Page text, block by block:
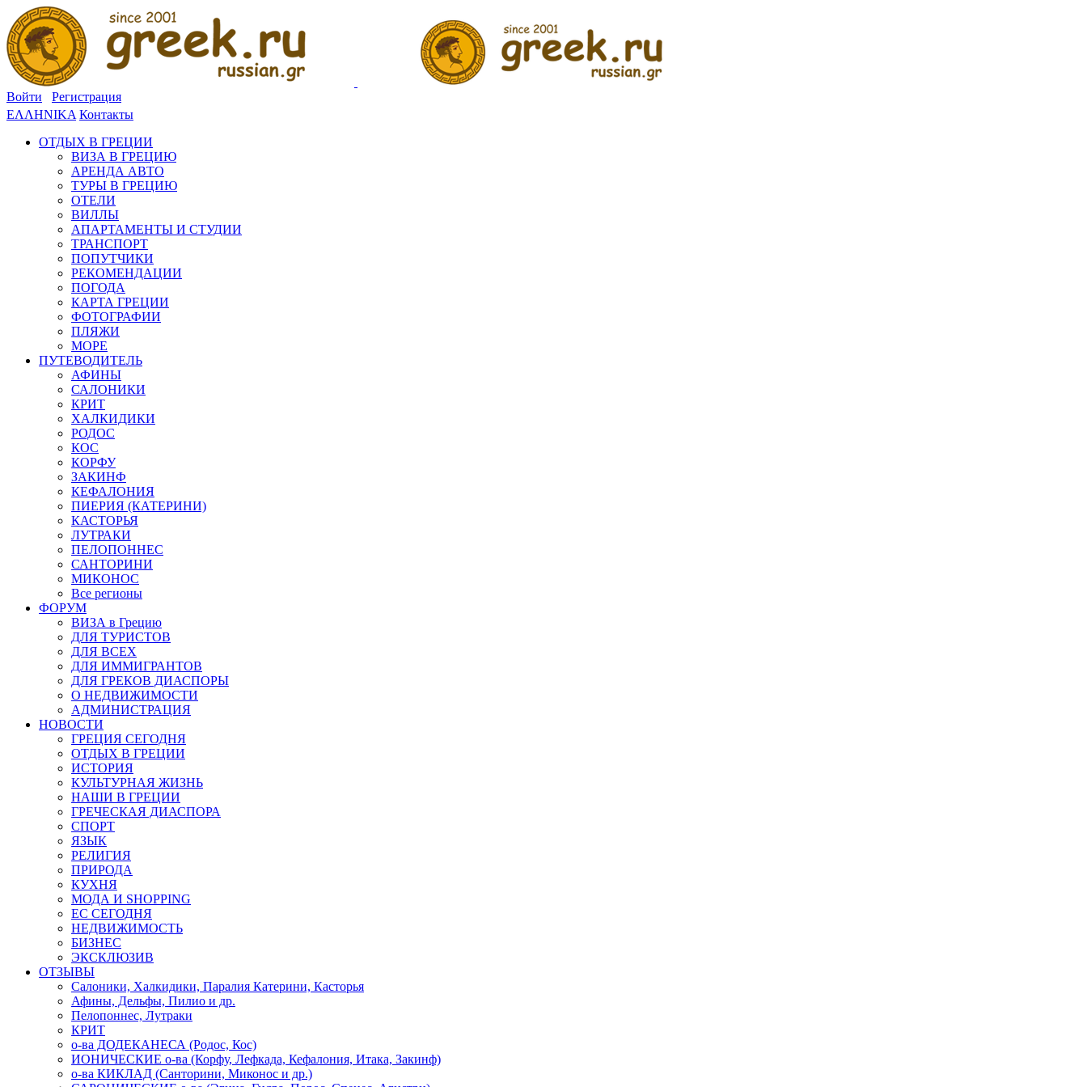
Войти
Регистрация
ΕΛΛΗΝΙΚΑ Контакты
ОТДЫХ В ГРЕЦИИ
ВИЗА В ГРЕЦИЮ
АРЕНДА АВТО
ТУРЫ В ГРЕЦИЮ
ОТЕЛИ
ВИЛЛЫ
АПАРТАМЕНТЫ И СТУДИИ
ТРАНСПОРТ
ПОПУТЧИКИ
РЕКОМЕНДАЦИИ
ПОГОДА
КАРТА ГРЕЦИИ
ФОТОГРАФИИ
ПЛЯЖИ
МОРЕ
ПУТЕВОДИТЕЛЬ
АФИНЫ
САЛОНИКИ
КРИТ
ХАЛКИДИКИ
РОДОС
КОС
КОРФУ
ЗАКИНФ
КЕФАЛОНИЯ
ПИЕРИЯ (КАТЕРИНИ)
КАСТОРЬЯ
ЛУТРАКИ
ПЕЛОПОННЕС
САНТОРИНИ
МИКОНОС
Все регионы
ФОРУМ
ВИЗА в Грецию
ДЛЯ ТУРИСТОВ
ДЛЯ ВСЕХ
ДЛЯ ИММИГРАНТОВ
ДЛЯ ГРЕКОВ ДИАСПОРЫ
О НЕДВИЖИМОСТИ
АДМИНИСТРАЦИЯ
НОВОСТИ
ГРЕЦИЯ СЕГОДНЯ
ОТДЫХ В ГРЕЦИИ
ИСТОРИЯ
КУЛЬТУРНАЯ ЖИЗНЬ
НАШИ В ГРЕЦИИ
ГРЕЧЕСКАЯ ДИАСПОРА
СПОРТ
ЯЗЫК
РЕЛИГИЯ
ПРИРОДА
КУХНЯ
МОДА И SHOPPING
ЕС СЕГОДНЯ
НЕДВИЖИМОСТЬ
БИЗНЕС
ЭКСКЛЮЗИВ
ОТЗЫВЫ
Салоники, Халкидики, Паралия Катерини, Касторья
Афины, Дельфы, Пилио и др.
Пелопоннес, Лутраки
КРИТ
о-ва ДОДЕКАНЕСА (Родос, Кос)
ИОНИЧЕСКИЕ о-ва (Корфу, Лефкада, Кефалония, Итака, Закинф)
о-ва КИКЛАД (Санторини, Миконос и др.)